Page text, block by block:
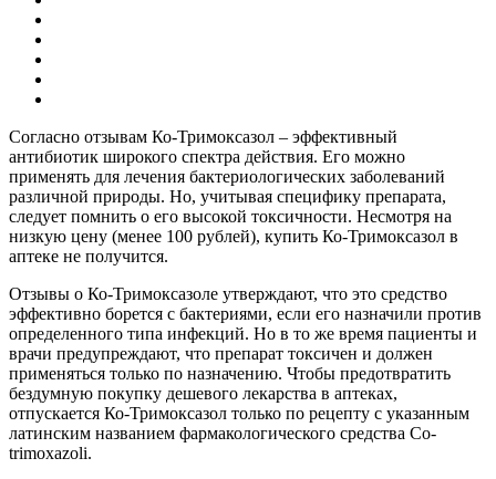
Согласно отзывам Ко-Тримоксазол – эффективный
антибиотик широкого спектра действия. Его можно
применять для лечения бактериологических заболеваний
различной природы. Но, учитывая специфику препарата,
следует помнить о его высокой токсичности. Несмотря на
низкую цену (менее 100 рублей), купить Ко-Тримоксазол в
аптеке не получится.
Отзывы о Ко-Тримоксазоле утверждают, что это средство
эффективно борется с бактериями, если его назначили против
определенного типа инфекций. Но в то же время пациенты и
врачи предупреждают, что препарат токсичен и должен
применяться только по назначению. Чтобы предотвратить
бездумную покупку дешевого лекарства в аптеках,
отпускается Ко-Тримоксазол только по рецепту с указанным
латинским названием фармакологического средства Co-
trimoxazoli.